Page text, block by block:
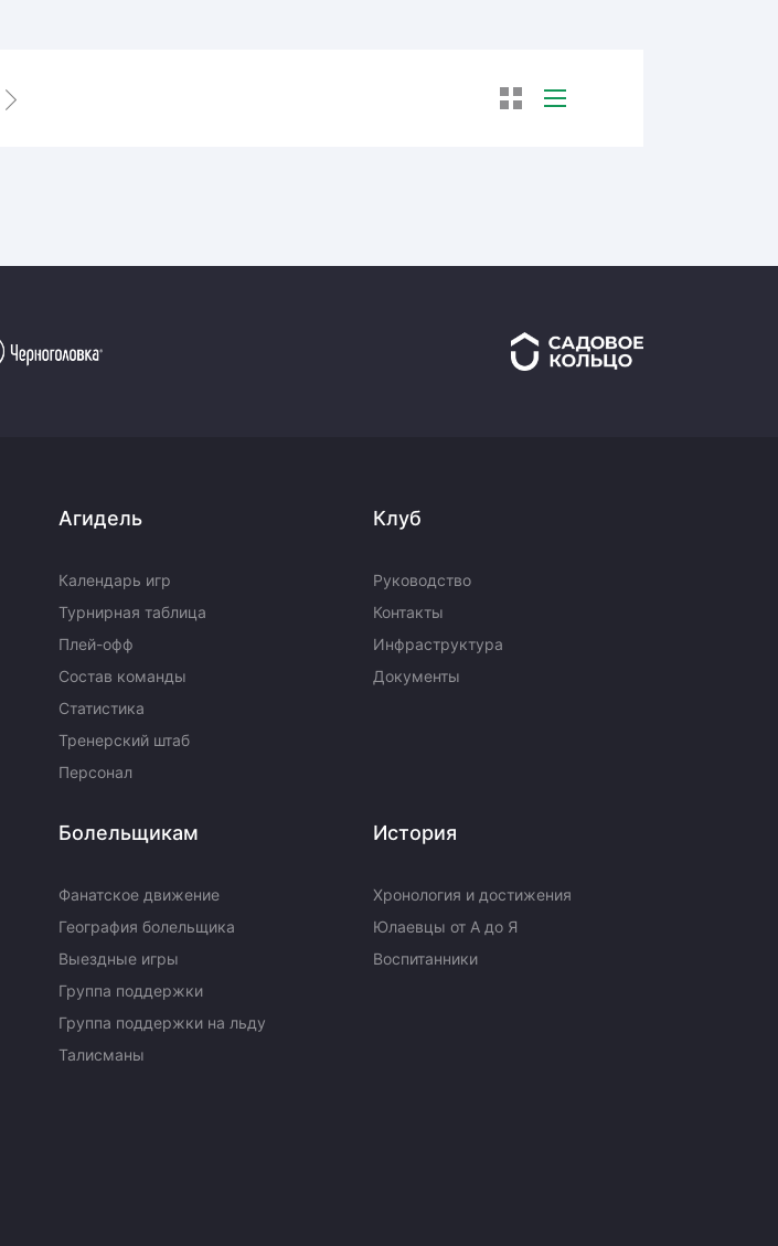
Агидель
Календарь игр
Турнирная таблица
Плей-офф
Состав команды
Статистика
Тренерский штаб
Персонал
Клуб
Руководство
Контакты
Инфраструктура
Документы
Болельщикам
Фанатское движение
География болельщика
Выездные игры
Группа поддержки
Группа поддержки на льду
Талисманы
История
Хронология и достижения
Юлаевцы от А до Я
Воспитанники